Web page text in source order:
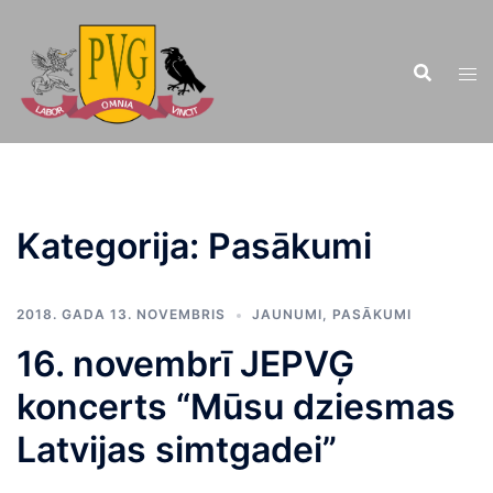
saturu
Kategorija: Pasākumi
2018. GADA 13. NOVEMBRIS JAUNUMI, PASĀKUMI
16. novembrī JEPVĢ
koncerts “Mūsu dziesmas
Latvijas simtgadei”